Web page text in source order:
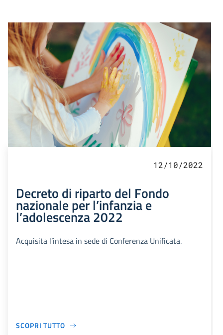
12/10/2022
Decreto di riparto del Fondo
nazionale per l’infanzia e
l’adolescenza 2022
Acquisita l’intesa in sede di Conferenza Unificata.
SCOPRI TUTTO